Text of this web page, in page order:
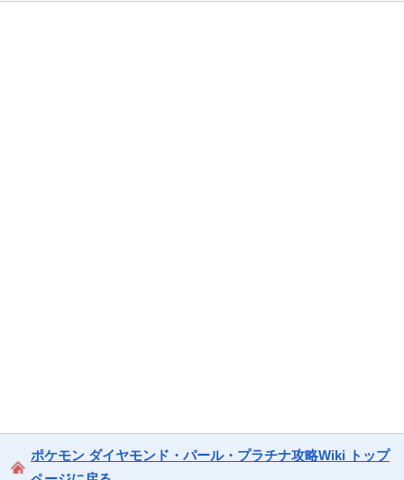
ポケモン ダイヤモンド・パール・プラチナ攻略Wiki トップ